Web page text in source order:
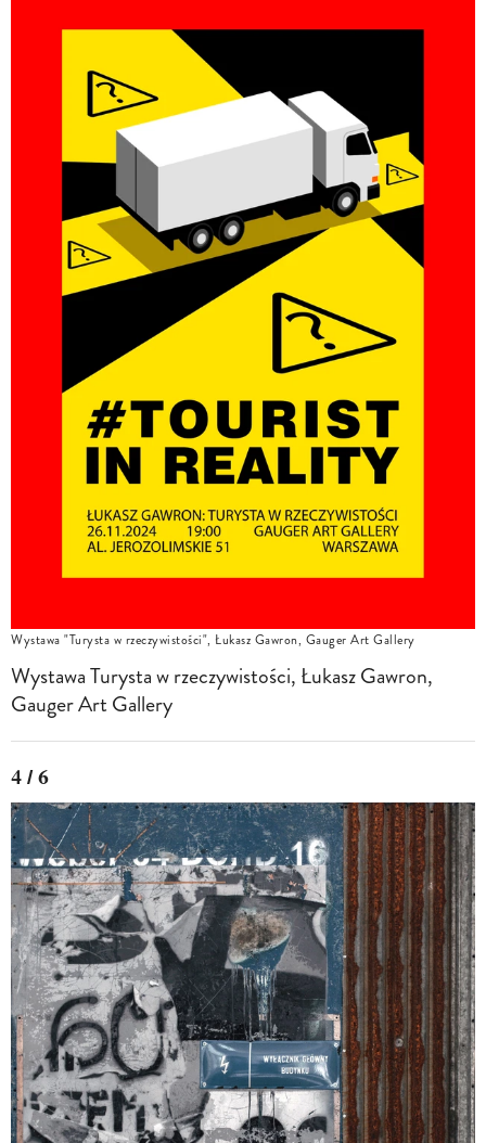
Wystawa "Turysta w rzeczywistości", Łukasz Gawron, Gauger Art Gallery
Wystawa Turysta w rzeczywistości, Łukasz Gawron,
Gauger Art Gallery
4 / 6